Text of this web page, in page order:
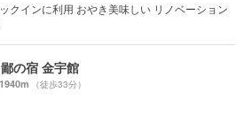
クインに利用 おやき美味しい リノベーション
の宿 金宇館
1940m （徒歩33分）